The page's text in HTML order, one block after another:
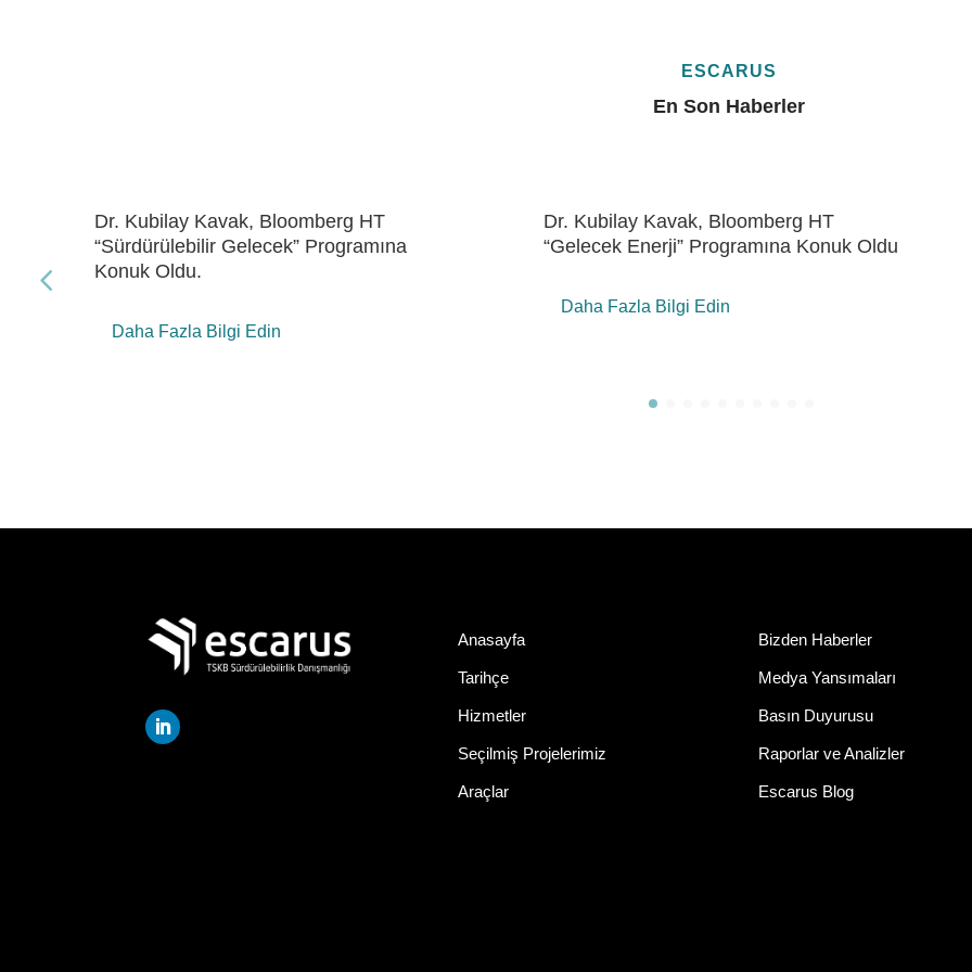
ESCARUS
En Son Haberler
Dr. Kubilay Kavak, Bloomberg HT
“Gelecek Enerji” Programına Konuk Oldu
Eren Holding’de “ÇSY Metrikleri Çalıştayı”
Anasayfa
Tarihçe
Hizmetler
Seçilmiş Projelerimiz
Araçlar
Bizden Haberler
Medya Yansımaları
Basın Duyurusu
Raporlar ve Analizler
Escarus Blog